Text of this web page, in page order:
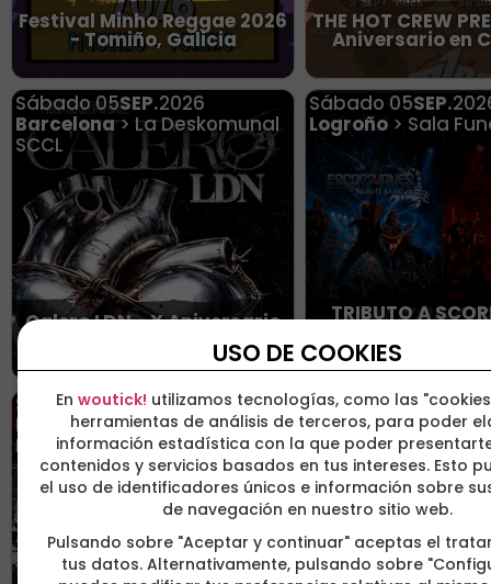
USO DE COOKIES
En woutick! utilizamos tecnologías, como las
herramientas de análisis de terceros, para poder
información estadística con la que poder
contenidos y servicios basados en tus intereses. Esto
el uso de identificadores únicos e información sobre
de navegación en nuestro sitio web.
Pulsando sobre "Aceptar y continuar" aceptas el
tus datos. Alternativamente, pulsando sobre
Festival Minho Reggae 2026
- Tomiño, Galicia
THE HOT CREW
Aniversario en
Sábado 05SEP.2026
Barcelona> La Deskomunal
SCCL
Calero LDN - X Aniversario
Tour - Barcelona
Sábado 05SEP.
Logroño> Sala
TRIBUTO A
Sábado05SEP.2026
Logroño> Stereo Rock & Roll
Bar
Sábado05SEP.
Vitoria-Gasteiz>
Concept